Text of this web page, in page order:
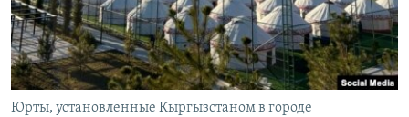
Юрты, установленные Кыргызстаном в городе